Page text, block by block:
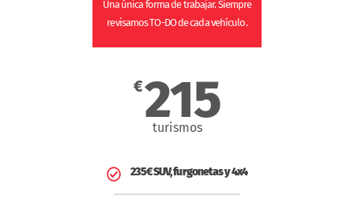
Una única forma de trabajar. Siempre
revisamos TO-DO de cada vehículo.
€215
turismos
235€ SUV, furgonetas y 4x4